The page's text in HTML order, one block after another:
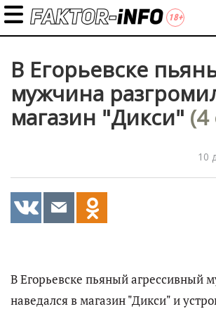
В Егорьевске
мужчина
магазин "Дикси" (4
10
В Егорьевске пьяный агрессивный
наведался в магазин "Дикси" и